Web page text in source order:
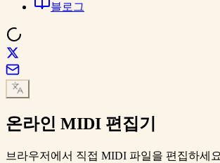
블로그
온라인 MIDI 편집기
브라우저에서 직접 MIDI 파일을 편집하세